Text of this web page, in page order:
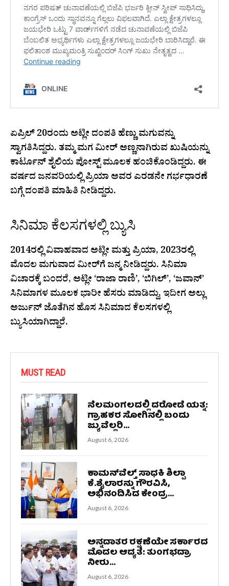
ಏಪ್ರಿಲ್ 20ರಂದು ಅಟ್ಲೀ ದಂಪತಿ ಹೆಣ್ಣು ಮಗುವನ್ನು
ಸ್ವಾಗತಿಸಿದ್ದರು. ತಮ್ಮ ಮಗ ಮೀರ್ ಅಣ್ಣನಾಗಿರುವ ಖುಷಿಯನ್ನು
ಕಾರ್ಟೂನ್ ಶೈಲಿಯ ಪೋಸ್ಟ್ ಮೂಲಕ ಹಂಚಿಕೊಂಡಿದ್ದರು. ಈ
ವರ್ಷದ ಜನವರಿಯಲ್ಲಿ ಪ್ರಿಯಾ ಅವರ ಎರಡನೇ ಗರ್ಭಧಾರಣೆ
ಬಗ್ಗೆ ದಂಪತಿ ಮಾಹಿತಿ ನೀಡಿದ್ದರು.
ಸಿನಿಮಾ ಕೆಲಸಗಳಲ್ಲಿ ಬ್ಯುಸಿ
2014ರಲ್ಲಿ ವಿವಾಹವಾದ ಅಟ್ಲೀ ಮತ್ತು ಪ್ರಿಯಾ, 2023ರಲ್ಲಿ
ಮೊದಲ ಮಗುವಾದ ಮೀರ್‌ಗೆ ಜನ್ಮ ನೀಡಿದ್ದರು. ಸಿನಿಮಾ
ವಿಚಾರಕ್ಕೆ ಬಂದರೆ, ಅಟ್ಲೀ ‘ರಾಜಾ ರಾಣಿ’, ‘ಬಿಗಿಲ್’, ‘ಜವಾನ್’
ಸಿನಿಮಾಗಳ ಮೂಲಕ ಭಾರೀ ಹೆಸರು ಮಾಡಿದ್ದು, ಇದೀಗ ಅಲ್ಲು
ಅರ್ಜುನ್ ಜೊತೆಗಿನ ಹೊಸ ಸಿನಿಮಾದ ಕೆಲಸಗಳಲ್ಲಿ
ಬ್ಯುಸಿಯಾಗಿದ್ದಾರೆ.
MUST READ
ನೆಲಮಂಗಲದಲ್ಲಿ ದರೋಡೆ ಯತ್ನ:
ಗ್ರಾಹಕರ ಸೋಗಿನಲ್ಲಿ ಬಂದು
ಜ್ಯುವೆಲ್ಲರಿ...
August 6, 2026
ಕಾಮನ್‌ವೆಲ್ತ್ ಸಾಧಕಿ ಶಿಲ್ಪಾ
ಕೆ.ಶೈಲಾರನ್ನು ಗೌರವಿಸಿ,
ಅಭಿನಂದಿಸಿದ ಕೇಂದ್ರ...
August 6, 2026
ಅನ್ನದಾತರ ರಕ್ಷಣೆಯೇ ಸರ್ಕಾರದ
ಮೊದಲ ಆದ್ಯತೆ: ತುಂಗಭದ್ರಾ
ನೀರು...
August 6, 2026